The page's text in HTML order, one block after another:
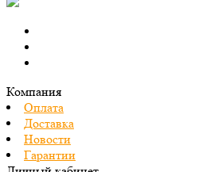
Компания
Оплата
Доставка
Новости
Гарантии